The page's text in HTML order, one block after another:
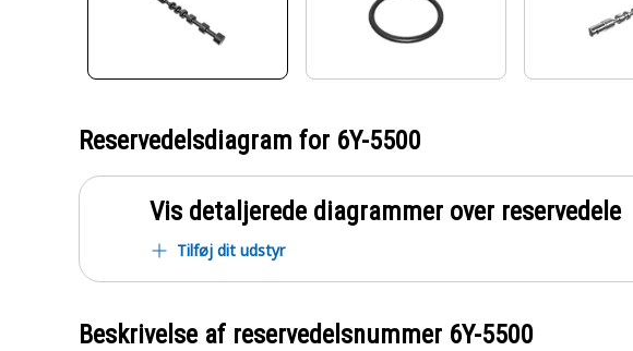
Reservedelsdiagram for 6Y-5500
Vis detaljerede diagrammer over reservedele
Tilføj dit udstyr
Beskrivelse af reservedelsnummer 6Y-5500